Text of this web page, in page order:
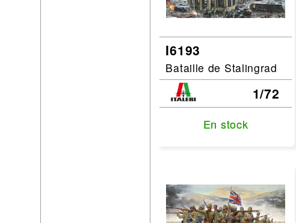
I6193
Bataille de Stalingrad
1/72
En stock
En stock